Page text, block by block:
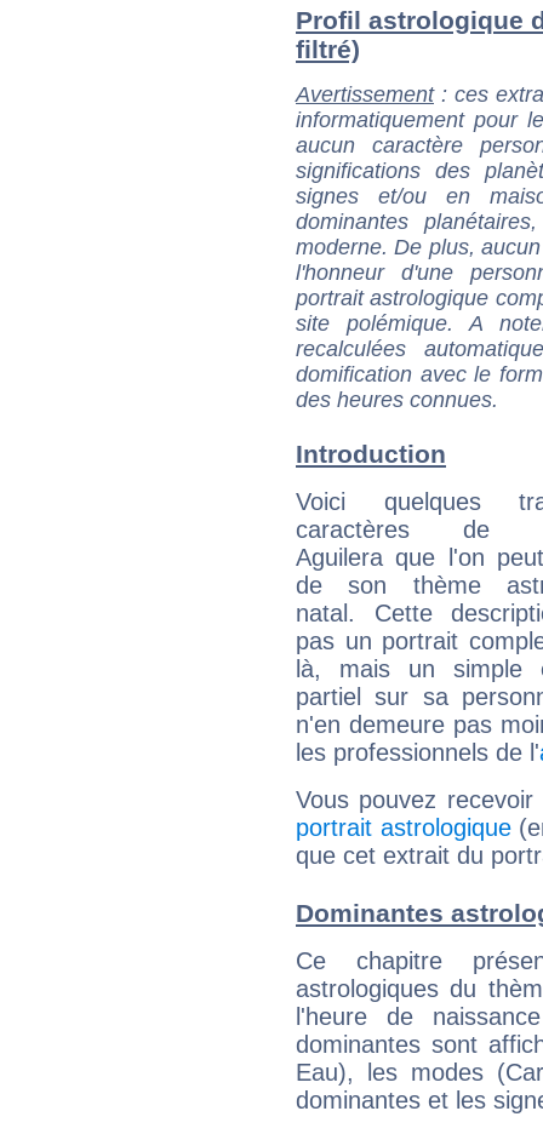
Profil astrologique
filtré)
Avertissement: ces
informatiquement pour
aucun caractère
significations des
signes et/ou en
dominantes
moderne. De plus,
l'honneur d'une
portrait astrologique
site polémique. A
recalculées
domification avec le
des heures connues.
Introduction
Voici quelques
caractères de
Aguilera que l'on
de son thème
natal. Cette
pas un portrait
là, mais un simple
partiel sur sa
n'en demeure pas
les professionnels de l'
Vous pouvez
portrait astrologique
que cet extrait du
Dominantes
Ce chapitre
astrologiques du
l'heure de
dominantes sont
Eau), les modes
dominantes et les